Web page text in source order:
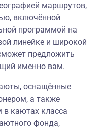
маршрутов,
включённой
программой на
линейке и широкой
предложить
именно вам.
оснащённые
а также
в каютах класса
фонда,